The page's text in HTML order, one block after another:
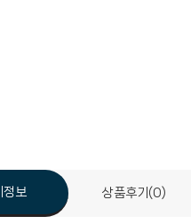
정보 상품후기(0)